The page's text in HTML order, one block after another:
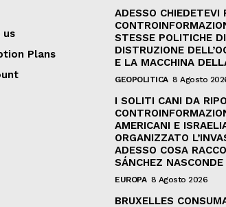
us
Plans
ADESSO CHIEDETEVI
STESSE POLITICHE
DISTRUZIONE
E LA MACCHINA
GEOPOLITICA 8 Agosto
I SOLITI CANI DA
AMERICANI E
ORGANIZZATO
ADESSO COSA
SÁNCHEZ
EUROPA 8 Agosto 2026
BRUXELLES